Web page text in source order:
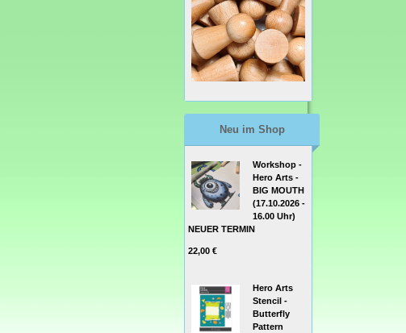
Neu im Shop
Workshop -
Hero Arts -
BIG MOUTH
(17.10.2026 -
16.00 Uhr)
NEUER TERMIN
22,00 €
Hero Arts
Stencil -
Butterfly
Pattern